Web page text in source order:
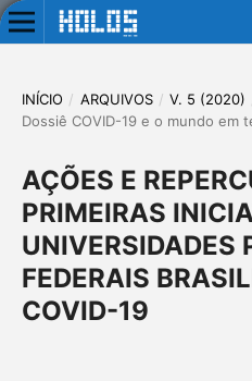
INÍCIO / ARQUIVOS / V. 5 (2020)
Dossiê COVID-19 e o mundo em
AÇÕES E
PRIMEIRAS
UNIVERSIDADES
FEDERAIS
COVID-19